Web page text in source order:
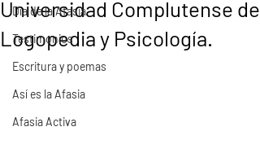
Día de la Afasia
Testimonios
Escritura y poemas
Así es la Afasia
Afasia Activa
Universidad Complutense de
Logopedia y Psicología.